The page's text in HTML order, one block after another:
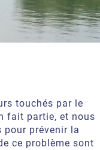
touchés par le
fait partie, et nous
prévenir la
ce problème sont